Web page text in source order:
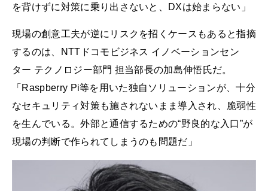
を背けずに対策に乗り出さないと、DXは始まらない」
現場の創意工夫が逆にリスクを招くケースもあると指摘
するのは、NTTドコモビジネス イノベーションセン
ター テクノロジー部門 担当部長の加島伸悟氏だ。
「Raspberry Pi等を用いた独自ソリューションが、十分
なセキュリティ対策も施されないまま導入され、脆弱性
を生んでいる。外部と通信するための“野良的な入口”が
現場の判断で作られてしまうのも問題だ」